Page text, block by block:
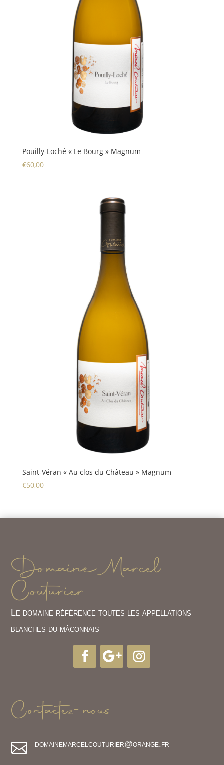
Pouilly-Loché « Le Bourg » Magnum
€60,00
Saint-Véran « Au clos du Château » Magnum
€50,00
Domaine Marcel
Couturier
Le domaine référence toutes les appellations
blanches du mâconnais
Contactez-nous
 domainemarcelcouturier@orange.fr